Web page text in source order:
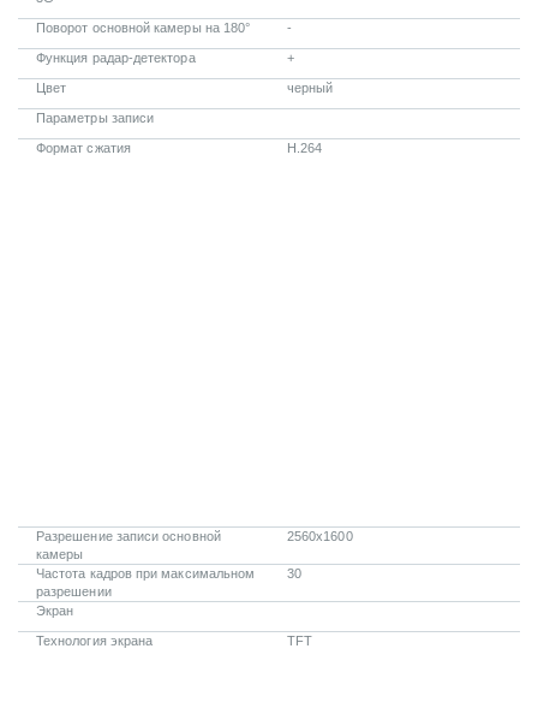
Поворот основной камеры на 180° -
Функция радар-детектора +
Цвет черный
Параметры записи
Формат сжатия H.264
Разрешение записи основной
камеры
2560x1600
Частота кадров при максимальном
разрешении
30
Экран
Технология экрана TFT